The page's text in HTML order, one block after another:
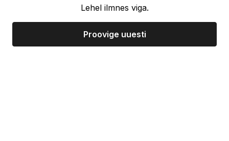
Lehel ilmnes viga.
Proovige uuesti